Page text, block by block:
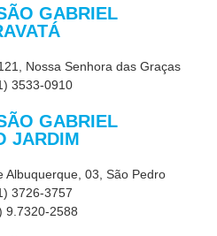
GABRIEL
Nossa Senhora das Graças
3533-0910
GABRIEL
JARDIM
Albuquerque, 03, São Pedro
3726-3757
9.7320-2588